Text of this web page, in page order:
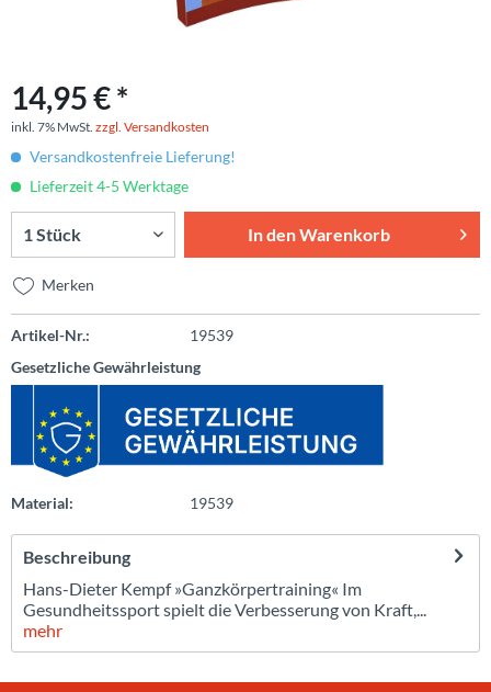
14,95 € *
inkl. 7% MwSt. zzgl. Versandkosten
Versandkostenfreie Lieferung!
Lieferzeit 4-5 Werktage
In denWarenkorb
Merken
Artikel-Nr.:
19539
Gesetzliche Gewährleistung
Material: 19539
Beschreibung
Hans-Dieter Kempf »Ganzkörpertraining« Im
Gesundheitssport spielt die Verbesserung von Kraft,...
mehr